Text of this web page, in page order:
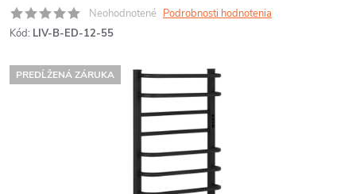
Neohodnotené Podrobnosti hodnotenia
Kód: LIV-B-ED-12-55
PREDĹŽENÁ ZÁRUKA